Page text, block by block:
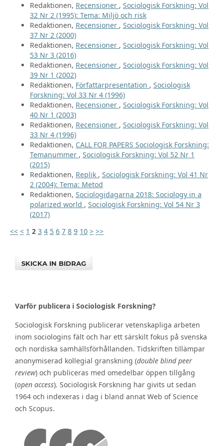
Redaktionen, Recensioner , Sociologisk Forskning: Vol
32 Nr 2 (1995): Tema: Miljö och risk
Redaktionen, Recensioner , Sociologisk Forskning: Vol
37 Nr 2 (2000)
Redaktionen, Recensioner , Sociologisk Forskning: Vol
53 Nr 3 (2016)
Redaktionen, Recensioner , Sociologisk Forskning: Vol
39 Nr 1 (2002)
Redaktionen, Författarpresentation , Sociologisk
Forskning: Vol 33 Nr 4 (1996)
Redaktionen, Recensioner , Sociologisk Forskning: Vol
40 Nr 1 (2003)
Redaktionen, Recensioner , Sociologisk Forskning: Vol
33 Nr 4 (1996)
Redaktionen, CALL FOR PAPERS Sociologisk Forskning:
Temanummer , Sociologisk Forskning: Vol 52 Nr 1
(2015)
Redaktionen, Replik , Sociologisk Forskning: Vol 41 Nr
2 (2004): Tema: Metod
Redaktionen, Sociologidagarna 2018: Sociology in a
polarized world , Sociologisk Forskning: Vol 54 Nr 3
(2017)
<< < 1 2 3 4 5 6 7 8 9 10 > >>
SKICKA IN BIDRAG
Varför publicera i Sociologisk Forskning?
Sociologisk Forskning publicerar vetenskapliga arbeten
inom sociologins fält och har ett särskilt fokus på svenska
och nordiska samhällsförhållanden. Tidskriften tillämpar
anonymiserad kollegial granskning (double blind peer
review) och publiceras med omedelbar öppen tillgång
(open access). Sociologisk Forskning har givits ut sedan
1964 och indexeras i dag i bland annat Web of Science
och Scopus.